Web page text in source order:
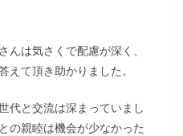
は気さくで配慮が深く、
えて頂き助かりました。
代と交流は深まっていまし
の親睦は機会が少なかった